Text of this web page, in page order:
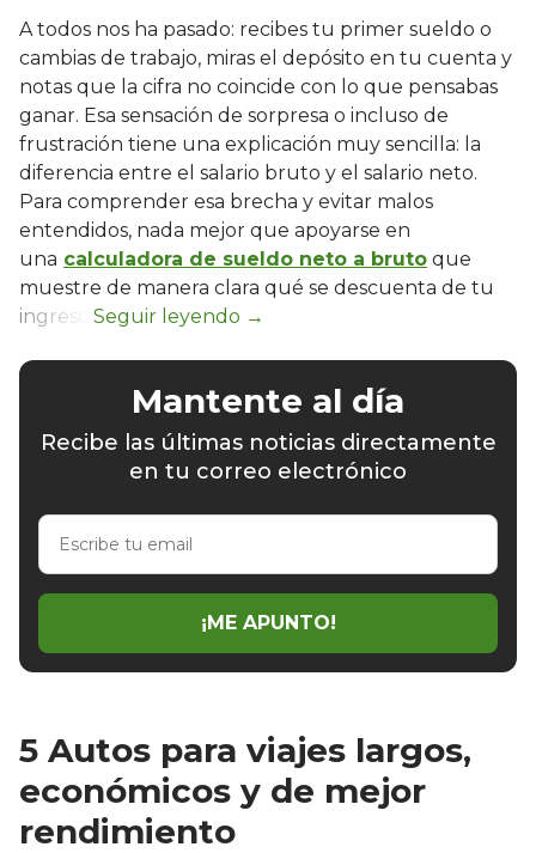
A todos nos ha pasado: recibes tu primer sueldo o
cambias de trabajo, miras el depósito en tu cuenta y
notas que la cifra no coincide con lo que pensabas
ganar. Esa sensación de sorpresa o incluso de
frustración tiene una explicación muy sencilla: la
diferencia entre el salario bruto y el salario neto.
Para comprender esa brecha y evitar malos
entendidos, nada mejor que apoyarse en
una calculadora de sueldo neto a bruto que
muestre de manera clara qué se descuenta de tu
ingreso.
Mantente al día
Recibe las últimas noticias directamente
en tu correo electrónico
Escribe
email
¡ME APUNTO!
5 Autos para viajes largos,
económicos y de mejor
rendimiento